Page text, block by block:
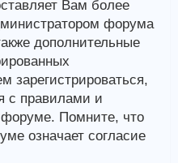
Вам более
форума
дополнительные
зарегистрироваться,
с правилами и
Помните, что
означает согласие